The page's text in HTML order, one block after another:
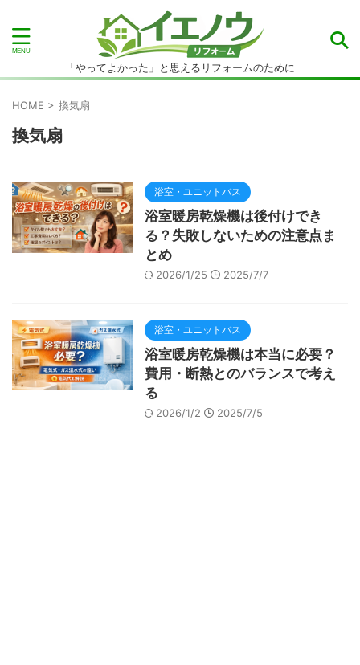
「やってよかった」と思えるリフォームのために
HOME > 換気扇
換気扇
浴室・ユニットバス
浴室暖房乾燥機は後付けでき
る？失敗しないための注意点ま
とめ
2026/1/25 2025/7/7
浴室・ユニットバス
浴室暖房乾燥機は本当に必要？
費用・断熱とのバランスで考え
る
2026/1/2 2025/7/5